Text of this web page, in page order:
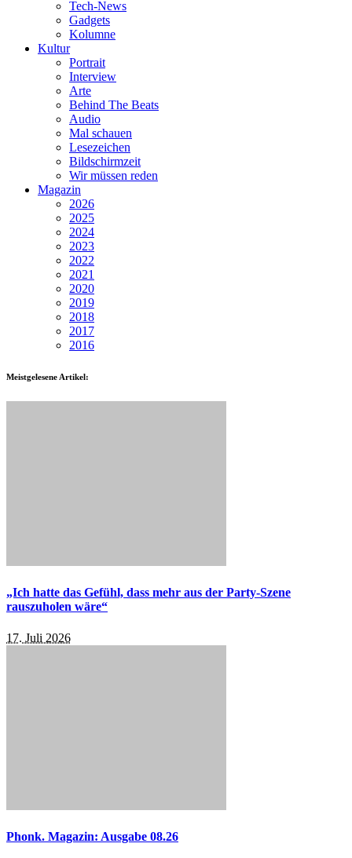
Tech-News
Gadgets
Kolumne
Kultur
Portrait
Interview
Arte
Behind The Beats
Audio
Mal schauen
Lesezeichen
Bildschirmzeit
Wir müssen reden
Magazin
2026
2025
2024
2023
2022
2021
2020
2019
2018
2017
2016
Meistgelesene Artikel:
„Ich hatte das Gefühl, dass mehr aus der Party-Szene
rauszuholen wäre“
17. Juli 2026
Phonk. Magazin: Ausgabe 08.26